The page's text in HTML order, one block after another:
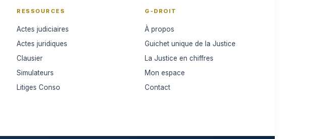
RESSOURCES
Actes judiciaires
Actes juridiques
Clausier
Simulateurs
Litiges Conso
G-DROIT
À propos
Guichet unique de la Justice
La Justice en chiffres
Mon espace
Contact